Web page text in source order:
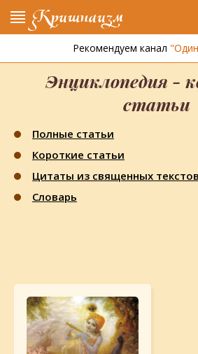
Кришнаизм
Рекомендуем канал"Один
»Энциклопедия »
Энциклопедия -
статьи
Полные статьи
Короткие статьи
Цитаты из священных текстов
Словарь